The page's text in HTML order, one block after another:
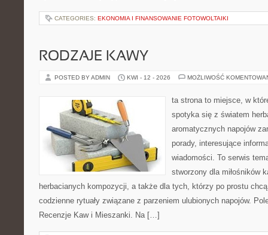
CATEGORIES: EKONOMIA I FINANSOWANIE FOTOWOLTAIKI
RODZAJE KAWY
POSTED BY ADMIN KWI - 12 - 2026 MOŻLIWOŚĆ
ta strona to miejsce, w
spotyka się z światem
aromatycznych napojów
porady, interesujące
wiadomości. To serwis
stworzony dla miłośników
herbacianych kompozycji, a także dla tych, którzy po prostu
codzienne rytuały związane z parzeniem ulubionych napojów.
Recenzje Kaw i Mieszanki. Na […]